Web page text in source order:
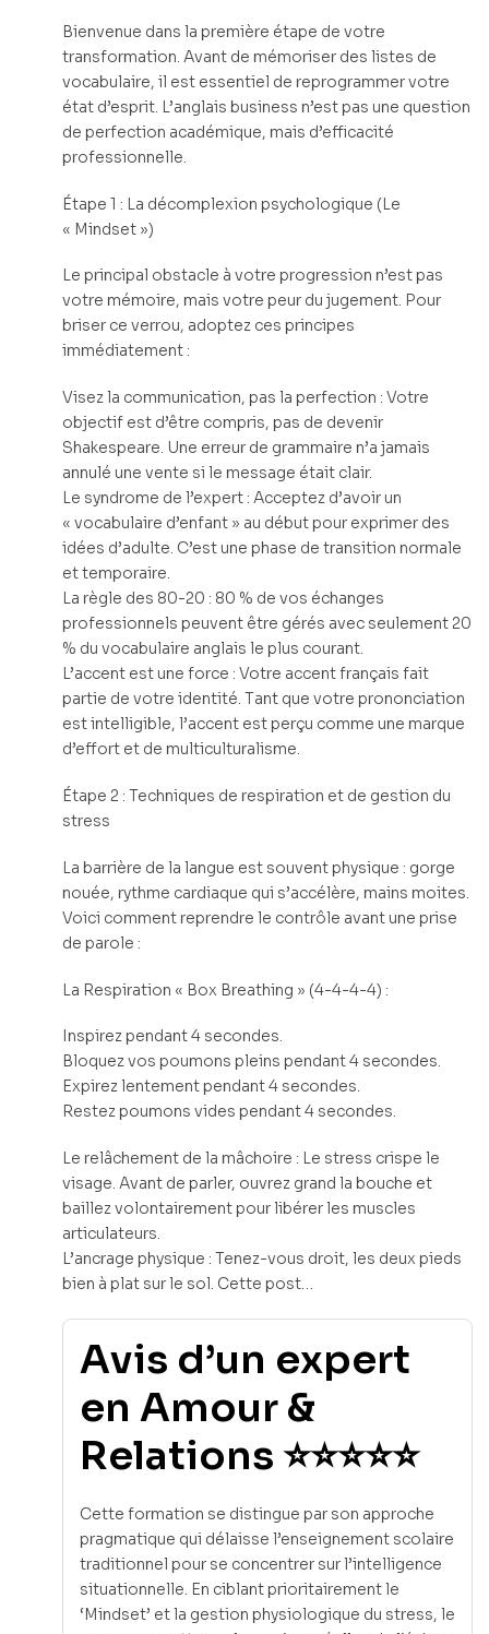
Bienvenue dans la première étape de votre
transformation. Avant de mémoriser des listes de
vocabulaire, il est essentiel de reprogrammer votre
état d’esprit. L’anglais business n’est pas une question
de perfection académique, mais d’efficacité
professionnelle.
Étape 1 : La décomplexion psychologique (Le
« Mindset »)
Le principal obstacle à votre progression n’est pas
votre mémoire, mais votre peur du jugement. Pour
briser ce verrou, adoptez ces principes
immédiatement :
Visez la communication, pas la perfection : Votre
objectif est d’être compris, pas de devenir
Shakespeare. Une erreur de grammaire n’a jamais
annulé une vente si le message était clair.
Le syndrome de l’expert : Acceptez d’avoir un
« vocabulaire d’enfant » au début pour exprimer des
idées d’adulte. C’est une phase de transition normale
et temporaire.
La règle des 80-20 : 80 % de vos échanges
professionnels peuvent être gérés avec seulement 20
% du vocabulaire anglais le plus courant.
L’accent est une force : Votre accent français fait
partie de votre identité. Tant que votre prononciation
est intelligible, l’accent est perçu comme une marque
d’effort et de multiculturalisme.
Étape 2 : Techniques de respiration et de gestion du
stress
La barrière de la langue est souvent physique : gorge
nouée, rythme cardiaque qui s’accélère, mains moites.
Voici comment reprendre le contrôle avant une prise
de parole :
La Respiration « Box Breathing » (4-4-4-4) :
Inspirez pendant 4 secondes.
Bloquez vos poumons pleins pendant 4 secondes.
Expirez lentement pendant 4 secondes.
Restez poumons vides pendant 4 secondes.
Le relâchement de la mâchoire : Le stress crispe le
visage. Avant de parler, ouvrez grand la bouche et
baillez volontairement pour libérer les muscles
articulateurs.
L’ancrage physique : Tenez-vous droit, les deux pieds
bien à plat sur le sol. Cette post…
Avis d’un expert
en Amour &
Relations ⭐⭐⭐⭐⭐
Cette formation se distingue par son approche
pragmatique qui délaisse l’enseignement scolaire
traditionnel pour se concentrer sur l’intelligence
situationnelle. En ciblant prioritairement le
‘Mindset’ et la gestion physiologique du stress, le